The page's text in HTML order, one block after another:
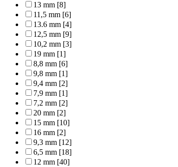
13 mm [8]
11,5 mm [6]
13.6 mm [4]
12,5 mm [9]
10,2 mm [3]
19 mm [1]
8,8 mm [6]
9,8 mm [1]
9,4 mm [2]
7,9 mm [1]
7,2 mm [2]
20 mm [2]
15 mm [10]
16 mm [2]
9,3 mm [12]
6,5 mm [18]
12 mm [40]